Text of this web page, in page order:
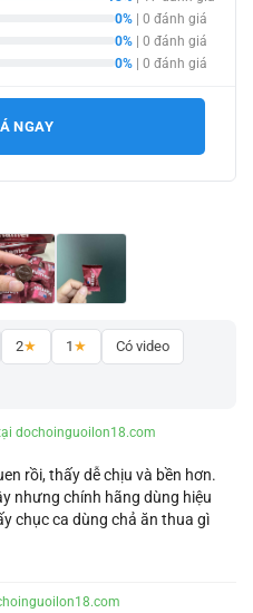
0% | 0 đánh giá
0% | 0 đánh giá
0% | 0 đánh giá
NGAY
2★ 1 ★ Có video
dochoinguoilon18.com
rồi, thấy dễ chịu và bền hơn.
nhưng chính hãng dùng hiệu
chục ca dùng chả ăn thua gì